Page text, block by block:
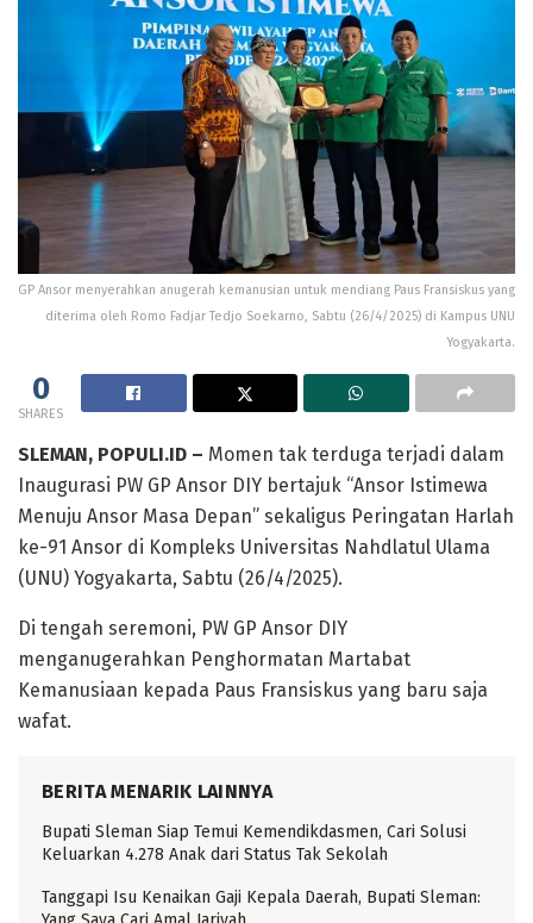
GP Ansor menyerahkan anugerah kemanusian untuk mendiang Paus Fransiskus yang
diterima oleh Romo Fadjar Tedjo Soekarno, Sabtu (26/4/2025) di Kampus UNU
Yogyakarta.
0
SHARES
SLEMAN, POPULI.ID – Momen tak terduga terjadi dalam
Inaugurasi PW GP Ansor DIY bertajuk “Ansor Istimewa
Menuju Ansor Masa Depan” sekaligus Peringatan Harlah
ke-91 Ansor di Kompleks Universitas Nahdlatul Ulama
(UNU) Yogyakarta, Sabtu (26/4/2025).
Di tengah seremoni, PW GP Ansor DIY
menganugerahkan Penghormatan Martabat
Kemanusiaan kepada Paus Fransiskus yang baru saja
wafat.
BERITA MENARIK LAINNYA
Bupati Sleman Siap Temui Kemendikdasmen, Cari Solusi
Keluarkan 4.278 Anak dari Status Tak Sekolah
Tanggapi Isu Kenaikan Gaji Kepala Daerah, Bupati Sleman: